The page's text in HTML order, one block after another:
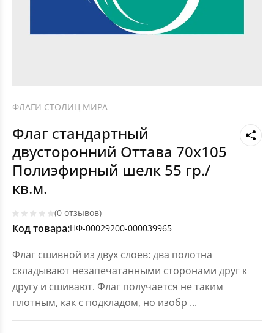
ФЛАГИ СТОЛИЦ МИРА
Флаг стандартный
двусторонний Оттава 70х105
Полиэфирный шелк 55 гр./
кв.м.
(0 отзывов)
Код товара:НФ-00029200-000039965
Флаг сшивной из двух слоев: два полотна
складывают незапечатанными сторонами друг к
другу и сшивают. Флаг получается не таким
плотным, как с подкладом, но изобр ...